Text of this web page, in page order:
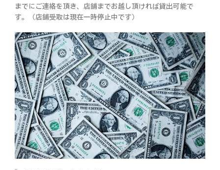
までにご連絡を頂き、店舗までお越し頂ければ貸出可能で
す。（店舗受取は現在一時停止中です）